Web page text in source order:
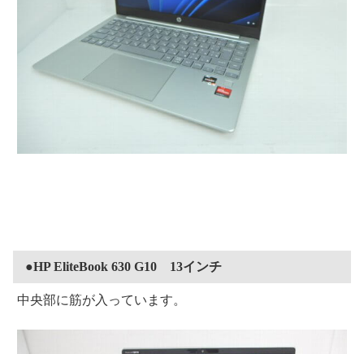
●HP EliteBook 630 G10 13インチ
中央部に筋が入っています。